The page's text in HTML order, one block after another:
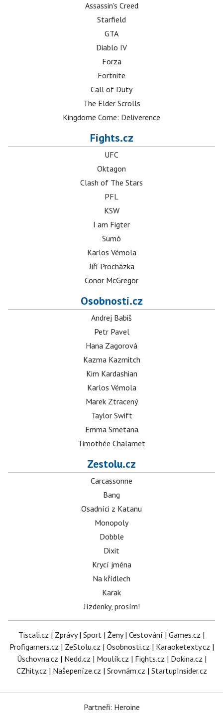
Assassin's Creed
Starfield
GTA
Diablo IV
Forza
Fortnite
Call of Duty
The Elder Scrolls
Kingdome Come: Deliverence
Fights.cz
UFC
Oktagon
Clash of The Stars
PFL
KSW
I am Figter
Sumó
Karlos Vémola
Jiří Procházka
Conor McGregor
Osobnosti.cz
Andrej Babiš
Petr Pavel
Hana Zagorová
Kazma Kazmitch
Kim Kardashian
Karlos Vémola
Marek Ztracený
Taylor Swift
Emma Smetana
Timothée Chalamet
Zestolu.cz
Carcassonne
Bang
Osadníci z Katanu
Monopoly
Dobble
Dixit
Krycí jména
Na křídlech
Karak
Jízdenky, prosím!
Tiscali.cz | Zprávy| Sport | Ženy| Cestování | Games.cz |
Profigamers.cz | ZeStolu.cz | Osobnosti.cz | Karaoketexty.cz |
Úschovna.cz | Nedd.cz | Moulík.cz | Fights.cz | Dokina.cz |
CZhity.cz | Našepeníze.cz | Srovnám.cz | StartupInsider.cz
Partneři: Heroine